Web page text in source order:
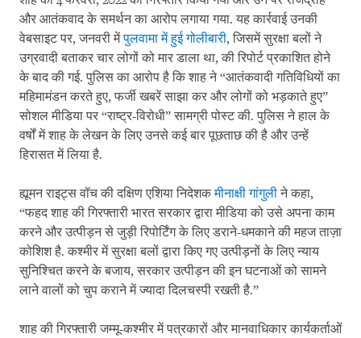
और आतंकवाद के समर्थन का आरोप लगाया गया. यह कार्रवाई उनकी
वेबसाइट पर, जनवरी मेंपुलवामा में हुई गोलीबारी, जिसमें सुरक्षा बलों ने
उग्रवादी बताकर चार लोगों को मार डाला था, की रिपोर्ट प्रकाशित होने
के बाद की गई. पुलिस का आरोप है कि शाह ने “आतंकवादी गतिविधियों का
महिमामंडन करते हुए, फर्जी खबरें साझा कर और लोगों को भड़काते हुए”
सोशल मीडिया पर “राष्ट्र-विरोधी” सामग्री पोस्ट की. पुलिस ने हाल के
वर्षों में शाह के लेखन के लिए उनसे कई बार पूछताछ की है और उन्हें
हिरासत में लिया है.
ह्यूमन राइट्स वॉच की दक्षिण एशिया निदेशकमीनाक्षी गांगुलीने कहा,
“फहद शाह की गिरफ्तारी भारत सरकार द्वारा मीडिया को उसे अपना काम
करने और उत्पीड़न से जुड़ी रिपोर्टिंग के लिए डराने-धमकाने की महज ताज़ा
कोशिश है. कश्मीर में सुरक्षा बलों द्वारा किए गए उत्पीड़नों के लिए न्याय
सुनिश्चित करने के बजाय, सरकार उत्पीड़न की इन घटनाओं को सामने
लाने वालों को चुप कराने में ज्यादा दिलचस्पी रखती है.”
शाह की गिरफ्तारी जम्मू-कश्मीर में पत्रकारों और मानवाधिकार कार्यकर्ताओं